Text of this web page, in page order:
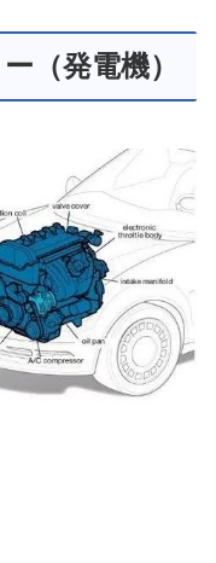
（発電機）